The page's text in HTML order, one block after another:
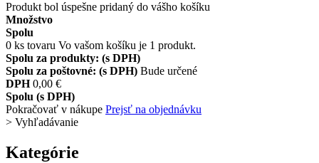
Produkt bol úspešne pridaný do vášho košíku
Množstvo
Spolu
0 ks tovaru Vo vašom košíku je 1 produkt.
Spolu za produkty: (s DPH)
Spolu za poštovné: (s DPH) Bude určené
DPH 0,00 €
Spolu (s DPH)
Pokračovať v nákupe Prejsť na objednávku
> Vyhľadávanie
Kategórie